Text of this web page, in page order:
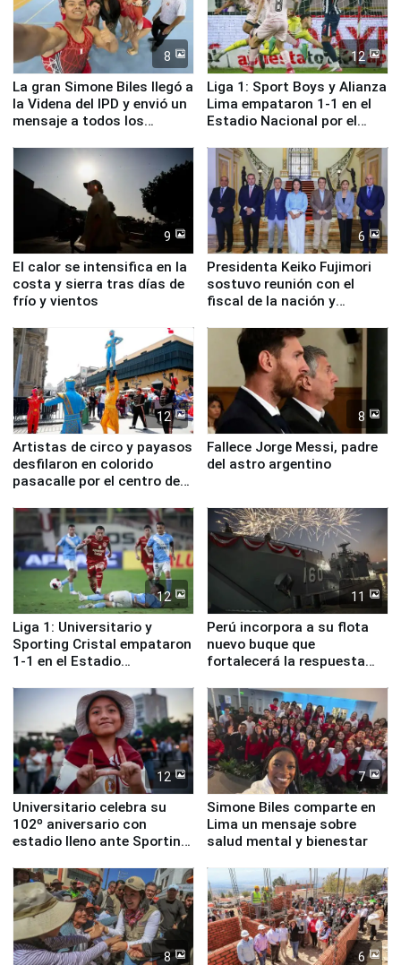
8
La gran Simone Biles llegó a
la Videna del IPD y envió un
mensaje a todos los
12
Liga 1: Sport Boys y Alianza
Lima empataron 1-1 en el
Estadio Nacional por el
9
El calor se intensifica en la
costa y sierra tras días de
frío y vientos
6
Presidenta Keiko Fujimori
sostuvo reunión con el
fiscal de la nación y
12
Artistas de circo y payasos
desfilaron en colorido
pasacalle por el centro de
8
Fallece Jorge Messi, padre
del astro argentino
12
Liga 1: Universitario y
Sporting Cristal empataron
1-1 en el Estadio
11
Perú incorpora a su flota
nuevo buque que
fortalecerá la respuesta
12
Universitario celebra su
102º aniversario con
estadio lleno ante Sporting
7
Simone Biles comparte en
Lima un mensaje sobre
salud mental y bienestar
8 6